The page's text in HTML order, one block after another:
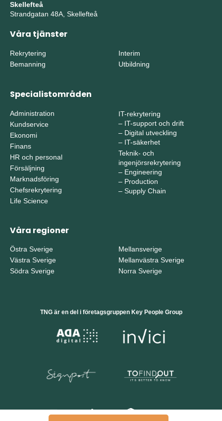
Skellefteå
Strandgatan 48A, Skellefteå
Våra tjänster
Rekrytering
Bemanning
Interim
Utbildning
Specialistområden
Administration
Kundservice
Ekonomi
Finans
HR och personal
Försäljning
Marknadsföring
Chefsrekrytering
Life Science
IT-rekrytering
– IT-support och drift
– Digital utveckling
– IT-säkerhet
Teknik- och
ingenjörsrekrytering
– Engineering
– Production
– Supply Chain
Våra regioner
Östra Sverige
Västra Sverige
Södra Sverige
Mellansverige
Mellanvästra Sverige
Norra Sverige
TNG är en del i företagsgruppen Key People Group